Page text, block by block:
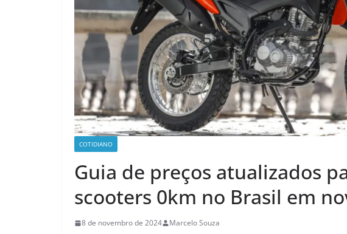
COTIDIANO
Guia de preços atualizados
scooters 0km no Brasil em
8 de novembro de 2024 Marcelo Souza